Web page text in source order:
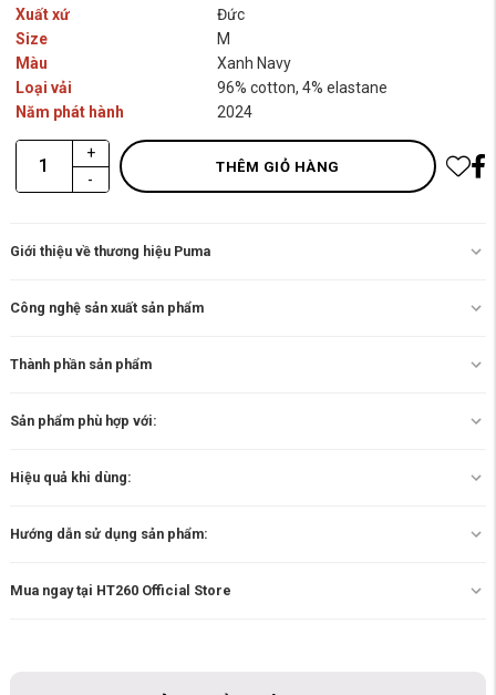
Xuất xứ
Đức
Size
M
Màu
Xanh Navy
Loại vải
96% cotton, 4% elastane
Năm phát hành
2024
+
-
THÊM GIỎ HÀNG
Giới thiệu về thương hiệu Puma
Công nghệ sản xuất sản phẩm
Thành phần sản phẩm
Sản phẩm phù hợp với:
Hiệu quả khi dùng:
Hướng dẫn sử dụng sản phẩm:
Mua ngay tại HT260 Official Store